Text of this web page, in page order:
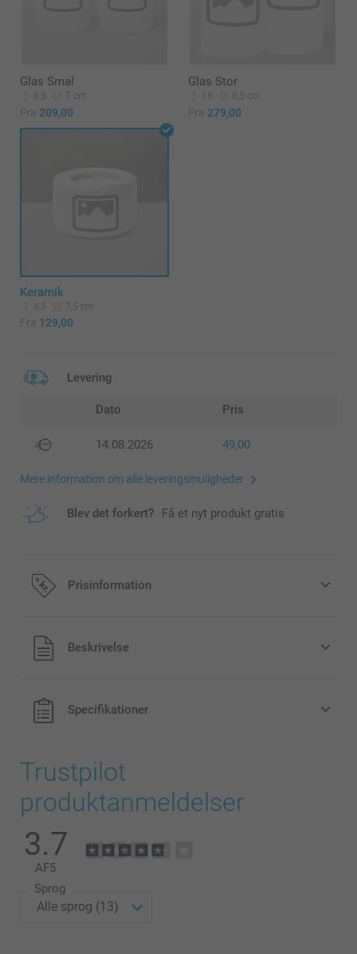
Glas Smal
8,5 7 cm
Fra 209,00
Glas Stor
16 8,5 cm
Fra 279,00
Keramik
4,5 7,5 cm
Fra 129,00
Levering
Dato Pris
14.08.2026 49,00
Mere information om alle leveringsmuligheder
Blev det forkert? Få et nyt produkt gratis
Prisinformation
Alle priser inklusive moms og uden
forsendelsesomkostninger
Beskrivelse
Specifikationer
Trustpilot
produktanmeldelser
3.7
AF5
Sprog